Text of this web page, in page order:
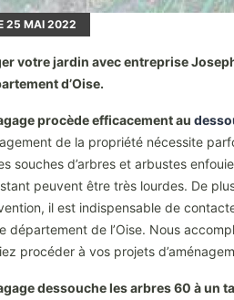
25 MAI 2022
votre jardin avec entreprise
d’Oise.
procède efficacement au
de la propriété nécessite
souches d’arbres et arbustes
peuvent être très lourdes. De
il est indispensable de
département de l’Oise. Nous
procéder à vos projets
dessouche les arbres 60 à un